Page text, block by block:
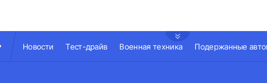
Новости Тест-драйв Военная техника Подержанные